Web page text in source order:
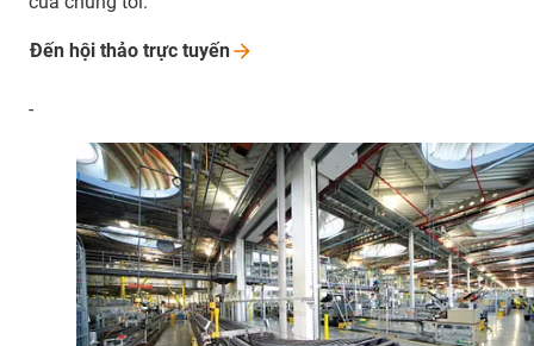
Đến hội thảo trực tuyến
-